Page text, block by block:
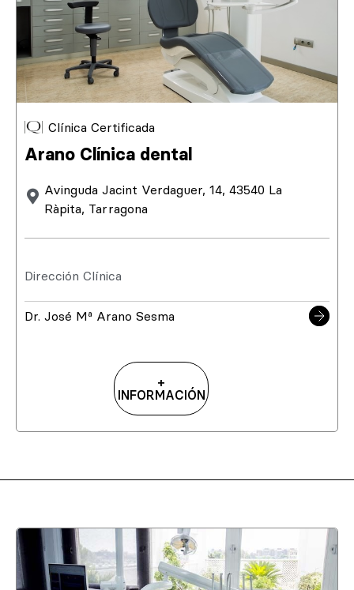
Clínica Certificada
Arano Clínica dental
Avinguda Jacint Verdaguer, 14, 43540 La
Ràpita, Tarragona
Dirección Clínica
Dr. José Mª Arano Sesma
+
INFORMACIÓN